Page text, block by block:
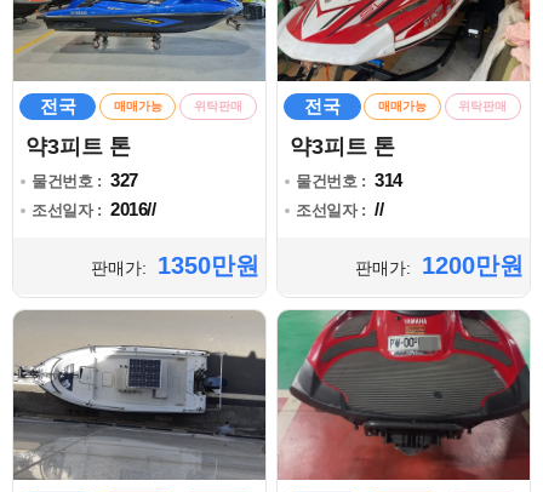
전국 매매가능 위탁판매
약3피트 톤
물건번호 : 327
조선일자 : 2016//
판매가: 1350만원
전국 매매가능 위탁판매
약3피트 톤
물건번호 : 314
조선일자 : //
판매가: 1200만원